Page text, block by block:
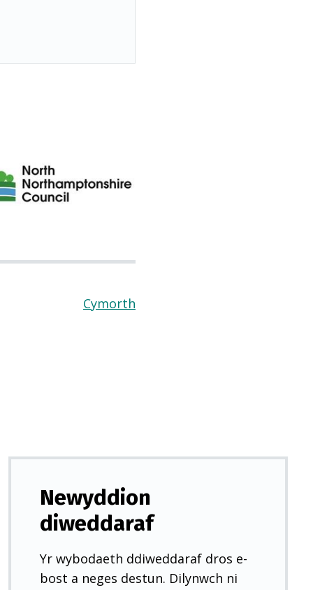
Cymorth
Newyddion
diweddaraf
Yr wybodaeth ddiweddaraf dros e-
bost a neges destun. Dilynwch ni